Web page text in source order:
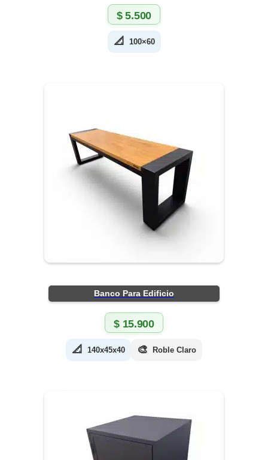
$5.500
📐 100×60
Banco Para Edificio
$15.900
📐 140x45x40 🎨 Roble Claro